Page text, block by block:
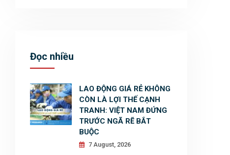
Đọc nhiều
LAO ĐỘNG GIÁ RẺ KHÔNG
CÒN LÀ LỢI THẾ CẠNH
TRANH: VIỆT NAM ĐỨNG
TRƯỚC NGÃ RẼ BẮT
BUỘC
7 August, 2026